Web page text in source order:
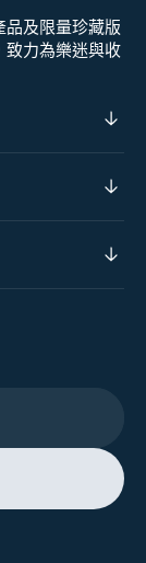
及限量珍藏版
致力為樂迷與收